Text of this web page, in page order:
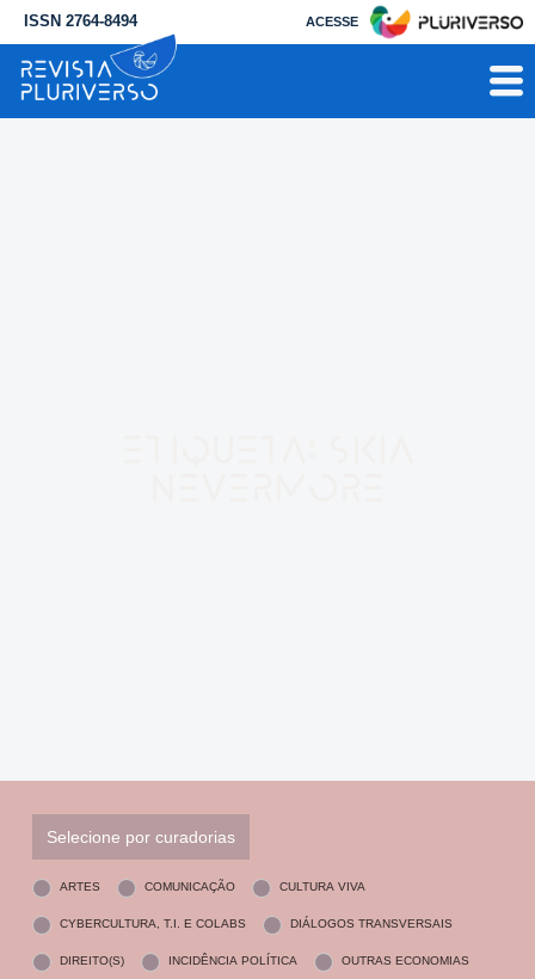
ISSN 2764-8494 ACESSE
Selecione por curadorias
ARTES COMUNICAÇÃO CULTURA VIVA
CYBERCULTURA, T.I. E COLABS DIÁLOGOS TRANSVERSAIS
DIREITO(S) INCIDÊNCIA POLÍTICA OUTRAS ECONOMIAS